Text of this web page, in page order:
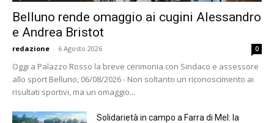
Belluno rende omaggio ai cugini Alessandro
e Andrea Bristot
redazione - 6 Agosto 2026 0
Oggi a Palazzo Rosso la breve cerimonia con Sindaco e assessore
allo sport Belluno, 06/08/2026 - Non soltanto un riconoscimento ai
risultati sportivi, ma un omaggio...
Solidarietà in campo a Farra di Mel: la